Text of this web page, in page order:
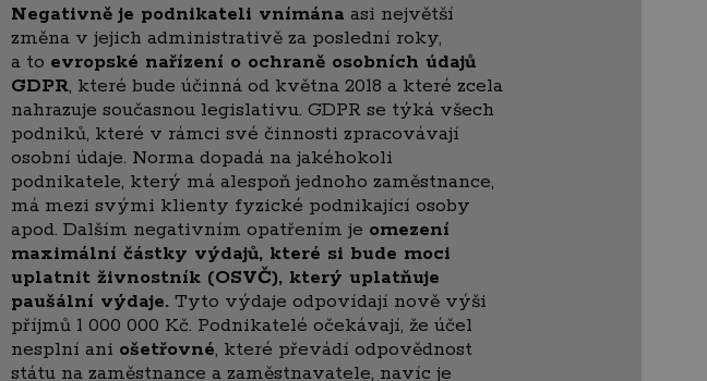
Negativně je podnikateli vnímána asi největší
změna v jejich administrativě za poslední roky,
a to evropské nařízení o ochraně osobních údajů
GDPR, které bude účinná od května 2018 a které zcela
nahrazuje současnou legislativu. GDPR se týká všech
podniků, které v rámci své činnosti zpracovávají
osobní údaje. Norma dopadá na jakéhokoli
podnikatele, který má alespoň jednoho zaměstnance,
má mezi svými klienty fyzické podnikající osoby
apod. Dalším negativním opatřením je omezení
maximální částky výdajů, které si bude moci
uplatnit živnostník (OSVČ), který uplatňuje
paušální výdaje. Tyto výdaje odpovídají nově výši
příjmů 1 000 000 Kč. Podnikatelé očekávají, že účel
nesplní ani ošetřovné, které převádí odpovědnost
státu na zaměstnance a zaměstnavatele, navíc je